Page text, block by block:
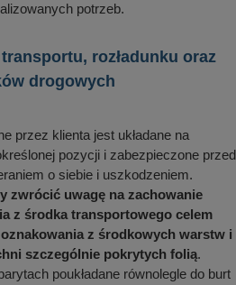
potrzeb.
rozładunku oraz
drogowych
przez klienta jest układane na
pozycji i zabezpieczone przed
o siebie i uszkodzeniem.
zwrócić uwagę na zachowanie
z środka transportowego celem
z środkowych warstw i
szczególnie pokrytych folią.
poukładane równolegle do burt